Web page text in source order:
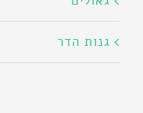
גנות הדר